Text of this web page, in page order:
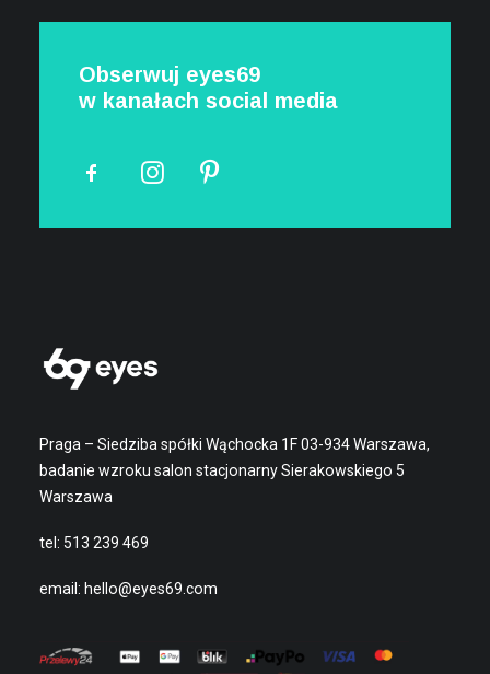
Obserwuj eyes69
w kanałach social media
Praga – Siedziba spółki Wąchocka 1F 03-934 Warszawa,
badanie wzroku salon stacjonarny Sierakowskiego 5
Warszawa
tel: 513 239 469
email: hello@eyes69.com